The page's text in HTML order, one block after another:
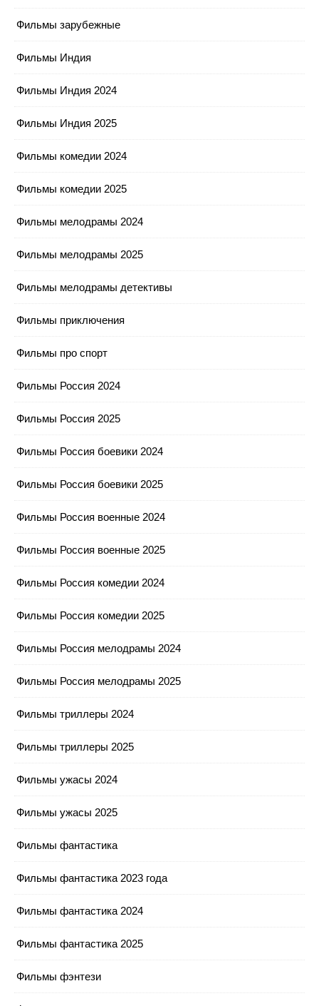
Фильмы зарубежные
Фильмы Индия
Фильмы Индия 2024
Фильмы Индия 2025
Фильмы комедии 2024
Фильмы комедии 2025
Фильмы мелодрамы 2024
Фильмы мелодрамы 2025
Фильмы мелодрамы детективы
Фильмы приключения
Фильмы про спорт
Фильмы Россия 2024
Фильмы Россия 2025
Фильмы Россия боевики 2024
Фильмы Россия боевики 2025
Фильмы Россия военные 2024
Фильмы Россия военные 2025
Фильмы Россия комедии 2024
Фильмы Россия комедии 2025
Фильмы Россия мелодрамы 2024
Фильмы Россия мелодрамы 2025
Фильмы триллеры 2024
Фильмы триллеры 2025
Фильмы ужасы 2024
Фильмы ужасы 2025
Фильмы фантастика
Фильмы фантастика 2023 года
Фильмы фантастика 2024
Фильмы фантастика 2025
Фильмы фэнтези